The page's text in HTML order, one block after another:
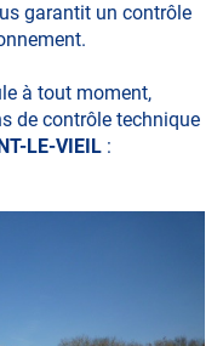
garantit un contrôle
à tout moment,
de contrôle technique
LE-VIEIL :